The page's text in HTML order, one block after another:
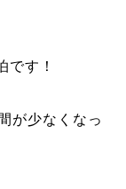
です！
が少なくなっ